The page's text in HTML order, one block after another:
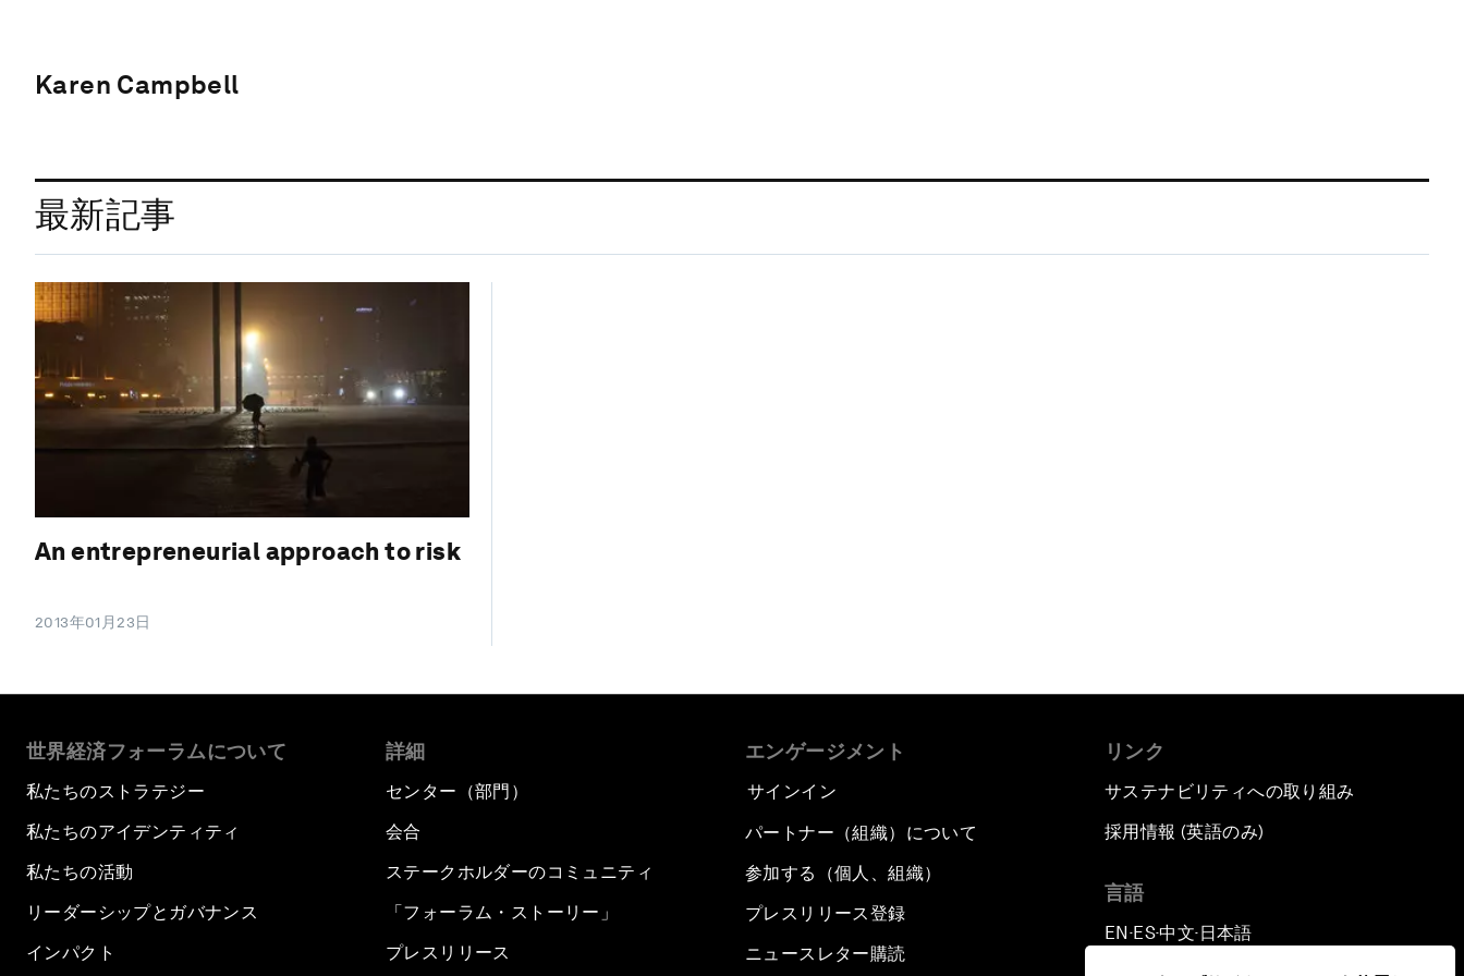
Karen Campbell
最新記事
An entrepreneurial approach to risk
2013年01月23日
世界経済フォーラムについて
私たちのストラテジー
私たちのアイデンティティ
私たちの活動
リーダーシップとガバナンス
インパクト
詳細
センター（部門）
会合
ステークホルダーのコミュニティ
「フォーラム・ストーリー」
プレスリリース
エンゲージメント
サインイン
パートナー（組織）について
参加する（個人、組織）
プレスリリース登録
ニュースレター購読
リンク
サステナビリティへの取り組み
採用情報 (英語のみ)
言語
EN ▪ES▪中文▪ 日本語